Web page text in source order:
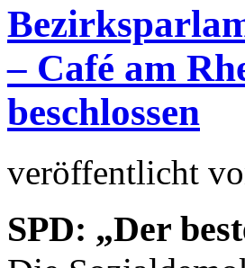
– Café am
beschlossen
veröffentlicht
SPD: „Der